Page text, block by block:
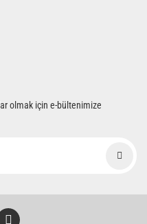
olmak için e-bültenimize